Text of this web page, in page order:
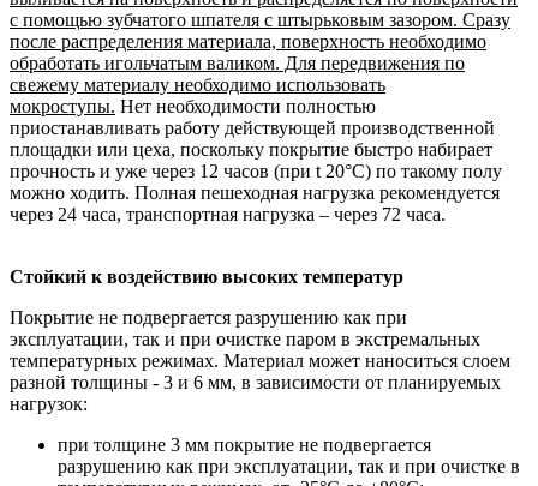
с помощью зубчатого шпателя с штырьковым зазором. Сразу
после распределения материала, поверхность необходимо
обработать игольчатым валиком. Для передвижения по
свежему материалу необходимо использовать
мокроступы. Нет необходимости полностью
приостанавливать работу действующей производственной
площадки или цеха, поскольку покрытие быстро набирает
прочность и уже через 12 часов (при t 20°С) по такому полу
можно ходить. Полная пешеходная нагрузка рекомендуется
через 24 часа, транспортная нагрузка – через 72 часа.
Стойкий к воздействию высоких температур
Покрытие не подвергается разрушению как при
эксплуатации, так и при очистке паром в экстремальных
температурных режимах. Материал может наноситься слоем
разной толщины - 3 и 6 мм, в зависимости от планируемых
нагрузок:
при толщине 3 мм покрытие не подвергается
разрушению как при эксплуатации, так и при очистке в